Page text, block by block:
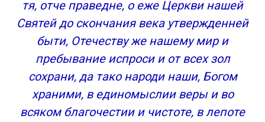
тя, отче праведне, о еже Церкви нашей
Святей до скончания века утвержденней
быти, Отечеству же нашему мир и
пребывание испроси и от всех зол
сохрани, да тако народи наши, Богом
храними, в единомыслии веры и во
всяком благочестии и чистоте, в лепоте